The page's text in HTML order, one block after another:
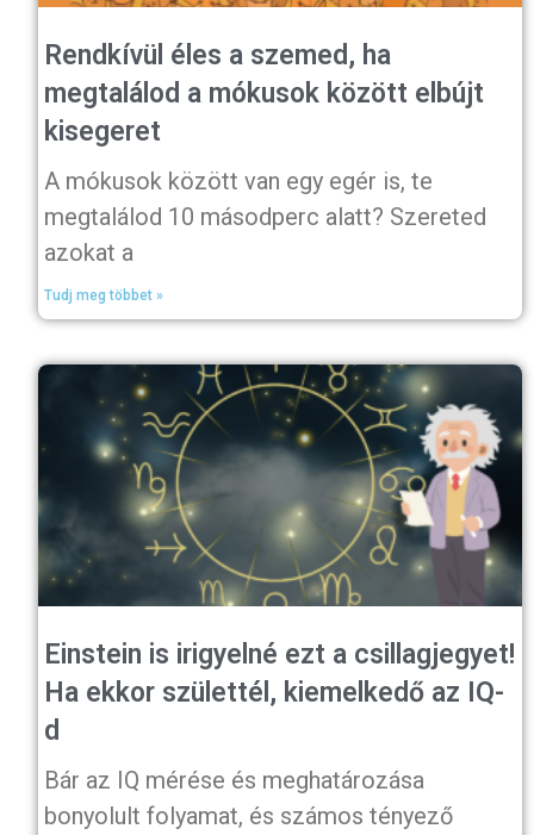
Rendkívül éles a szemed, ha
megtalálod a mókusok között elbújt
kisegeret
A mókusok között van egy egér is, te
megtalálod 10 másodperc alatt? Szereted
azokat a
Tudj meg többet »
Einstein is irigyelné ezt a csillagjegyet!
Ha ekkor születtél, kiemelkedő az IQ-
d
Bár az IQ mérése és meghatározása
bonyolult folyamat, és számos tényező